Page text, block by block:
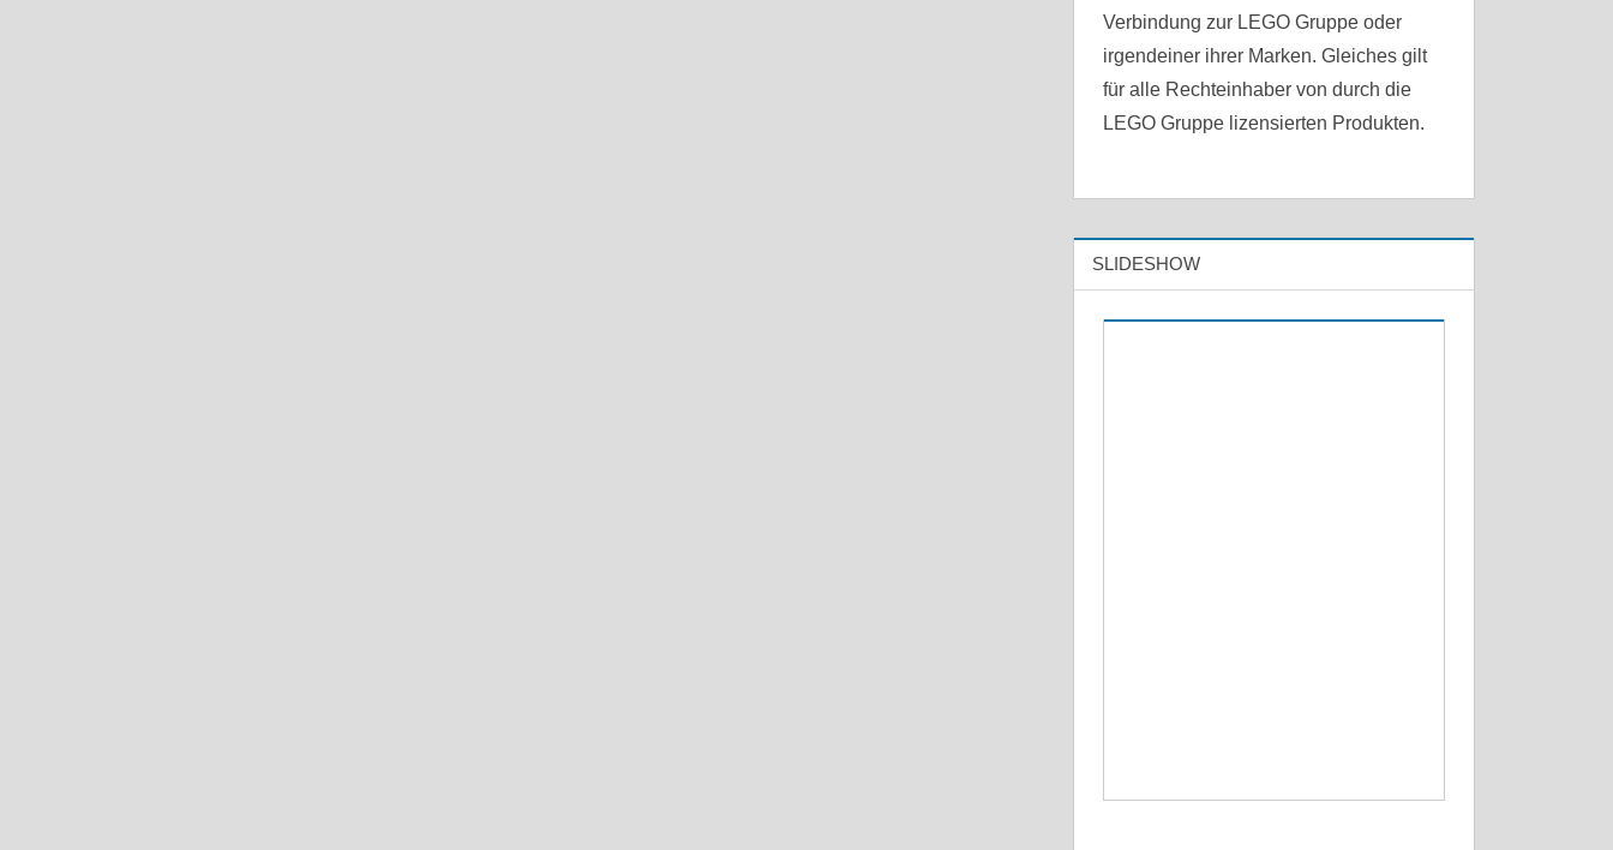
Verbindung zur LEGO Gruppe oder
irgendeiner ihrer Marken. Gleiches gilt
für alle Rechteinhaber von durch die
LEGO Gruppe lizensierten Produkten.
SLIDESHOW